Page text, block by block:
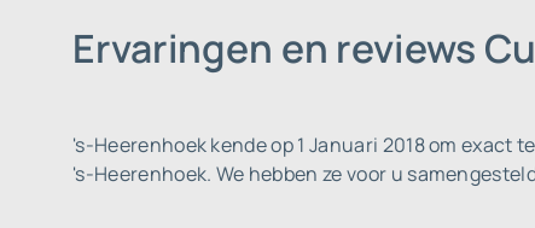
Ervaringen en reviews
's-Heerenhoek kende op 1 Januari 2018 om exact
's-Heerenhoek. We hebben ze voor u